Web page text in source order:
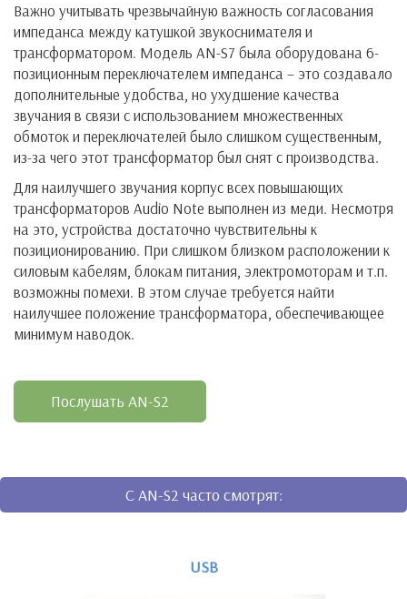
Важно учитывать чрезвычайную важность согласования
импеданса между катушкой звукоснимателя и
трансформатором. Модель AN-S7 была оборудована 6-
позиционным переключателем импеданса – это создавало
дополнительные удобства, но ухудшение качества
звучания в связи с использованием множественных
обмоток и переключателей было слишком существенным,
из-за чего этот трансформатор был снят с производства.
Для наилучшего звучания корпус всех повышающих
трансформаторов Audio Note выполнен из меди. Несмотря
на это, устройства достаточно чувствительны к
позиционированию. При слишком близком расположении к
силовым кабелям, блокам питания, электромоторам и т.п.
возможны помехи. В этом случае требуется найти
наилучшее положение трансформатора, обеспечивающее
минимум наводок.
Послушать AN-S2
C AN-S2 часто смотрят:
USB